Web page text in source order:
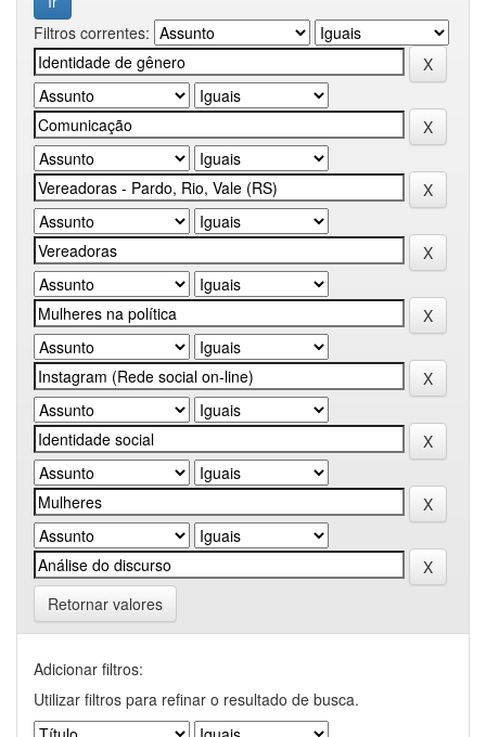
Filtros correntes:
Retornar valores
Adicionar filtros:
Utilizar filtros para refinar o resultado de busca.